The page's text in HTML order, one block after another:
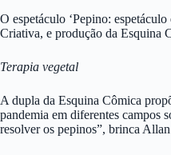
O espetáculo ‘Pepino:
Criativa, e produção da Esquina
Terapia vegetal
A dupla da Esquina Cômica
pandemia em diferentes campos
resolver os pepinos”, brinca